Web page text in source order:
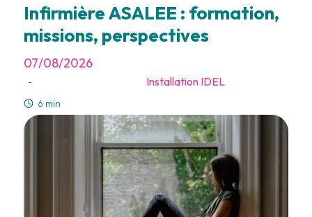
Infirmière ASALEE : formation,
missions, perspectives
07/08/2026
- Installation IDEL
6 min